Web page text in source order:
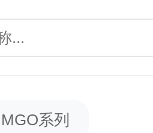
MGO系列